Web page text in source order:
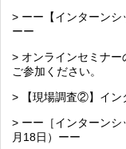
> ーー【インターン
ーー
> オンラインセミナ
ご参加ください。
> 【現場調査②】イン
> ーー［インターン
月18日）ーー